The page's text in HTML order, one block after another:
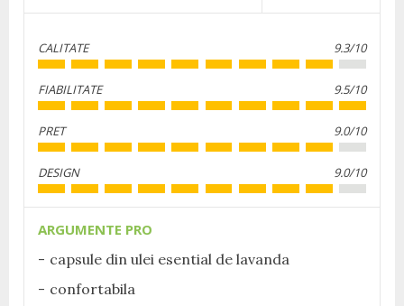
CALITATE 9.3/10
FIABILITATE 9.5/10
PRET 9.0/10
DESIGN 9.0/10
ARGUMENTE PRO
capsule din ulei esential de lavanda
confortabila